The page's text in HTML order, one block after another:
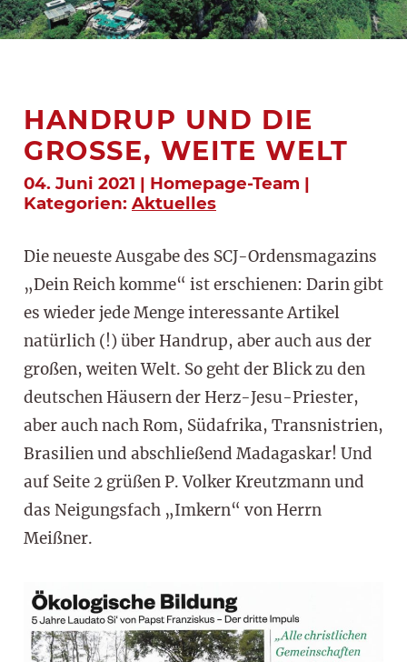
HANDRUP UND DIE
GROSSE, WEITE WELT
04. Juni 2021 | Homepage-Team |
Kategorien: Aktuelles
Die neueste Ausgabe des SCJ-Ordensmagazins
„Dein Reich komme“ ist erschienen: Darin gibt
es wieder jede Menge interessante Artikel
natürlich (!) über Handrup, aber auch aus der
großen, weiten Welt. So geht der Blick zu den
deutschen Häusern der Herz-Jesu-Priester,
aber auch nach Rom, Südafrika, Transnistrien,
Brasilien und abschließend Madagaskar! Und
auf Seite 2 grüßen P. Volker Kreutzmann und
das Neigungsfach „Imkern“ von Herrn
Meißner.